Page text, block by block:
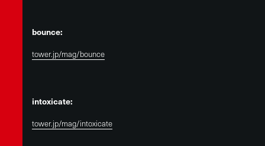
bounce:
tower.jp/mag/bounce
intoxicate:
tower.jp/mag/intoxicate